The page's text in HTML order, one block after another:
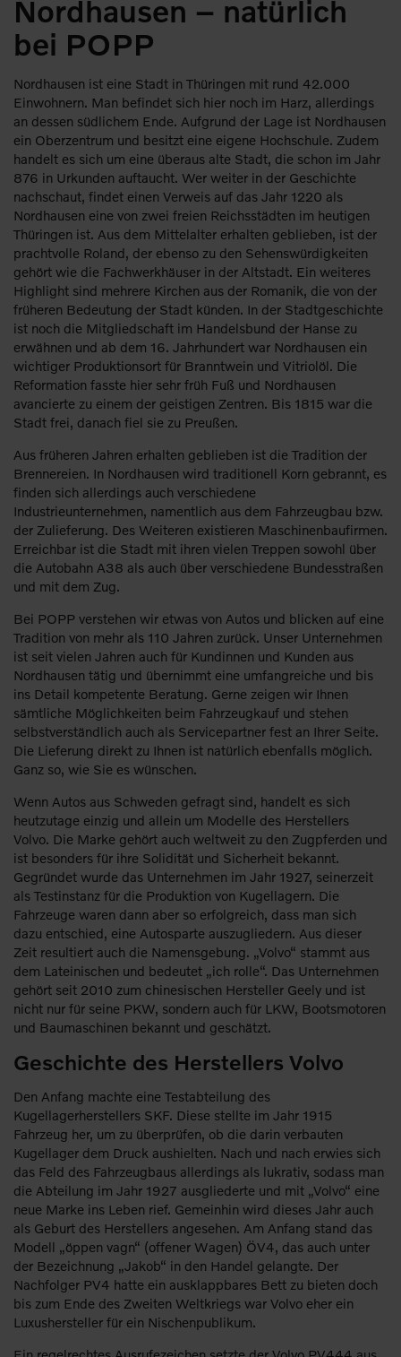
Nordhausen – natürlich
bei POPP
Nordhausen ist eine Stadt in Thüringen mit rund 42.000
Einwohnern. Man befindet sich hier noch im Harz, allerdings
an dessen südlichem Ende. Aufgrund der Lage ist Nordhausen
ein Oberzentrum und besitzt eine eigene Hochschule. Zudem
handelt es sich um eine überaus alte Stadt, die schon im Jahr
876 in Urkunden auftaucht. Wer weiter in der Geschichte
nachschaut, findet einen Verweis auf das Jahr 1220 als
Nordhausen eine von zwei freien Reichsstädten im heutigen
Thüringen ist. Aus dem Mittelalter erhalten geblieben, ist der
prachtvolle Roland, der ebenso zu den Sehenswürdigkeiten
gehört wie die Fachwerkhäuser in der Altstadt. Ein weiteres
Highlight sind mehrere Kirchen aus der Romanik, die von der
früheren Bedeutung der Stadt künden. In der Stadtgeschichte
ist noch die Mitgliedschaft im Handelsbund der Hanse zu
erwähnen und ab dem 16. Jahrhundert war Nordhausen ein
wichtiger Produktionsort für Branntwein und Vitriolöl. Die
Reformation fasste hier sehr früh Fuß und Nordhausen
avancierte zu einem der geistigen Zentren. Bis 1815 war die
Stadt frei, danach fiel sie zu Preußen.
Aus früheren Jahren erhalten geblieben ist die Tradition der
Brennereien. In Nordhausen wird traditionell Korn gebrannt, es
finden sich allerdings auch verschiedene
Industrieunternehmen, namentlich aus dem Fahrzeugbau bzw.
der Zulieferung. Des Weiteren existieren Maschinenbaufirmen.
Erreichbar ist die Stadt mit ihren vielen Treppen sowohl über
die Autobahn A38 als auch über verschiedene Bundesstraßen
und mit dem Zug.
Bei POPP verstehen wir etwas von Autos und blicken auf eine
Tradition von mehr als 110 Jahren zurück. Unser Unternehmen
ist seit vielen Jahren auch für Kundinnen und Kunden aus
Nordhausen tätig und übernimmt eine umfangreiche und bis
ins Detail kompetente Beratung. Gerne zeigen wir Ihnen
sämtliche Möglichkeiten beim Fahrzeugkauf und stehen
selbstverständlich auch als Servicepartner fest an Ihrer Seite.
Die Lieferung direkt zu Ihnen ist natürlich ebenfalls möglich.
Ganz so, wie Sie es wünschen.
Wenn Autos aus Schweden gefragt sind, handelt es sich
heutzutage einzig und allein um Modelle des Herstellers
Volvo. Die Marke gehört auch weltweit zu den Zugpferden und
ist besonders für ihre Solidität und Sicherheit bekannt.
Gegründet wurde das Unternehmen im Jahr 1927, seinerzeit
als Testinstanz für die Produktion von Kugellagern. Die
Fahrzeuge waren dann aber so erfolgreich, dass man sich
dazu entschied, eine Autosparte auszugliedern. Aus dieser
Zeit resultiert auch die Namensgebung. „Volvo“ stammt aus
dem Lateinischen und bedeutet „ich rolle“. Das Unternehmen
gehört seit 2010 zum chinesischen Hersteller Geely und ist
nicht nur für seine PKW, sondern auch für LKW, Bootsmotoren
und Baumaschinen bekannt und geschätzt.
Geschichte des Herstellers Volvo
Den Anfang machte eine Testabteilung des
Kugellagerherstellers SKF. Diese stellte im Jahr 1915
Fahrzeug her, um zu überprüfen, ob die darin verbauten
Kugellager dem Druck aushielten. Nach und nach erwies sich
das Feld des Fahrzeugbaus allerdings als lukrativ, sodass man
die Abteilung im Jahr 1927 ausgliederte und mit „Volvo“ eine
neue Marke ins Leben rief. Gemeinhin wird dieses Jahr auch
als Geburt des Herstellers angesehen. Am Anfang stand das
Modell „öppen vagn“ (offener Wagen) ÖV4, das auch unter
der Bezeichnung „Jakob“ in den Handel gelangte. Der
Nachfolger PV4 hatte ein ausklappbares Bett zu bieten doch
bis zum Ende des Zweiten Weltkriegs war Volvo eher ein
Luxushersteller für ein Nischenpublikum.